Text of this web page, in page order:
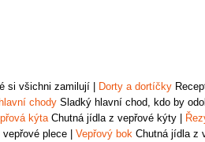
si všichni zamilují Dorty a dortíčky
chody Sladký hlavní chod, kdo by
kýta Chutná jídla z vepřové kýty
plece Vepřový bok Chutná jídla z